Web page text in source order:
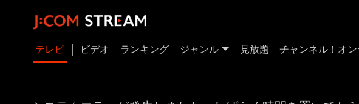
テレビ ビデオ ランキング ジャンル 見放題 チャンネル！オン